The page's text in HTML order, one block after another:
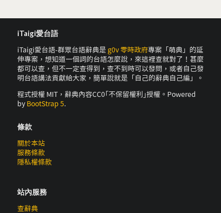
iTaigi愛台語
iTaigi愛台語-群眾台語辭典是 g0v 零時政府專案「萌典」的延
伸專案，想知道一個詞的台語怎麼說，來這裡查就對了！甚麼
都可以查，但不一定查得到，查不到時可以發問，或者自己發
明台語講法貢獻給大家，簡單說就是「自己的辭典自己編」。
程式授權 MIT，辭典內容CC0｢不保留權利｣授權。Powered
by BootStrap 5.
條款
關於本站
服務條款
隱私權條款
站內服務
查辭典